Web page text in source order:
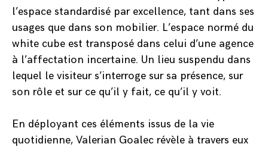
l’espace standardisé par excellence, tant dans ses
usages que dans son mobilier. L’espace normé du
white cube est transposé dans celui d’une agence
à l’affectation incertaine. Un lieu suspendu dans
lequel le visiteur s’interroge sur sa présence, sur
son rôle et sur ce qu’il y fait, ce qu’il y voit.
En déployant ces éléments issus de la vie
quotidienne, Valerian Goalec révèle à travers eux